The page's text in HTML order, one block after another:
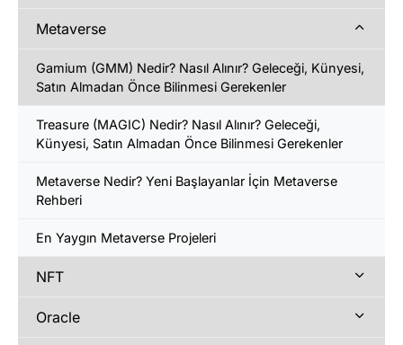
Metaverse
Gamium (GMM) Nedir? Nasıl Alınır? Geleceği, Künyesi,
Satın Almadan Önce Bilinmesi Gerekenler
Treasure (MAGIC) Nedir? Nasıl Alınır? Geleceği,
Künyesi, Satın Almadan Önce Bilinmesi Gerekenler
Metaverse Nedir? Yeni Başlayanlar İçin Metaverse
Rehberi
En Yaygın Metaverse Projeleri
NFT
Oracle